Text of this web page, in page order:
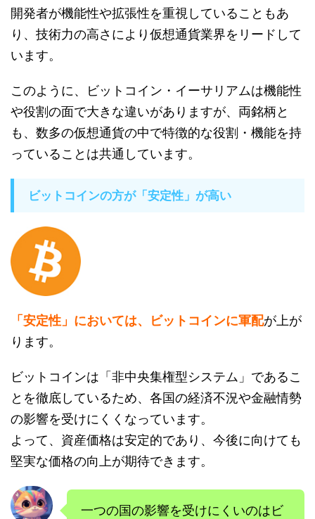
開発者が機能性や拡張性を重視していることもあ
り、技術力の高さにより仮想通貨業界をリードして
います。
このように、ビットコイン・イーサリアムは機能性
や役割の面で大きな違いがありますが、両銘柄と
も、数多の仮想通貨の中で特徴的な役割・機能を持
っていることは共通しています。
ビットコインの方が「安定性」が高い
「安定性」においては、ビットコインに軍配が上が
ります。
ビットコインは「非中央集権型システム」であるこ
とを徹底しているため、各国の経済不況や金融情勢
の影響を受けにくくなっています。
よって、資産価格は安定的であり、今後に向けても
堅実な価格の向上が期待できます。
一つの国の影響を受けにくいのはビ